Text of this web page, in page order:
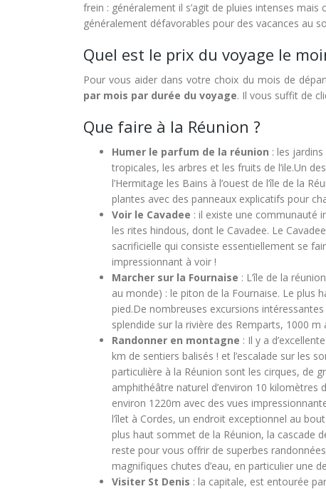
frein : généralement il s’agit de pluies intenses mais
généralement défavorables pour des vacances au
Quel est le prix du voyage le
Pour vous aider dans votre choix du mois de
par mois par durée du voyage. Il vous suffit de
Que faire à la Réunion ?
Humer le parfum de la réunion : les
tropicales, les arbres et les fruits de l’ile.Un
l’Hermitage les Bains à l’ouest de l’île de la
plantes avec des panneaux explicatifs pour
Voir le Cavadee : il existe une communauté
les rites hindous, dont le Cavadee. Le
sacrificielle qui consiste essentiellement se
impressionnant à voir !
Marcher sur la Fournaise : L’île de la
au monde) : le piton de la Fournaise. Le plus
pied.De nombreuses excursions
splendide sur la rivière des Remparts, 1000 m
Randonner en montagne : Il y a
km de sentiers balisés ! et l’escalade sur les
particulière à la Réunion sont les cirques, de
amphithéâtre naturel d’environ 10 kilomètres
environ 1220m avec des vues
l’îlet à Cordes, un endroit exceptionnel au
plus haut sommet de la Réunion, la cascade
reste pour vous offrir de superbes
magnifiques chutes d’eau, en particulier une
Visiter St Denis : la capitale, est entourée